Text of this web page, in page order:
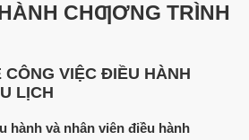
CHƢƠNG TRÌNH
CÔNG VIỆC ĐIỀU HÀNH
LỊCH
hành và nhân viên điều hành